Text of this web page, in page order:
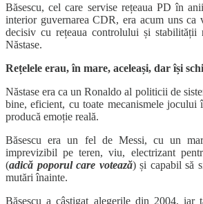
Băsescu, cel care servise rețeaua PD în
interior guvernarea CDR, era acum uns ca
decisiv cu rețeaua controlului și stabilității
Năstase.
Rețelele erau, în mare, aceleași, dar își
Năstase era ca un Ronaldo al politicii de
bine, eficient, cu toate mecanismele jocului
producă emoție reală.
Băsescu era un fel de Messi, cu un
imprevizibil pe teren, viu, electrizant
(adică poporul care votează) și capabil să
mutări înainte.
Băsescu a câștigat alegerile din 2004, iar